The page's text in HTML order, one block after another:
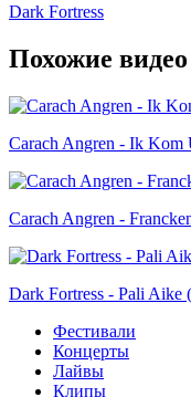
Dark Fortress
Похожие видео
Carach Angren - Ik
Carach Angren -
Dark Fortress - Pali Aike
Фестивали
Концерты
Лайвы
Клипы